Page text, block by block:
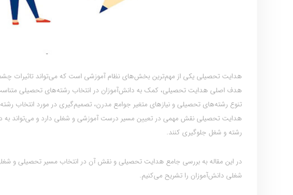
هدایت تحصیلی یکی از مهم‌ترین بخش‌های نظام آموزشی است که می‌تواند تاثیرات
هدف اصلی هدایت تحصیلی، کمک به دانش‌آموزان در انتخاب رشته‌های تحصیلی متناسب با
تنوع رشته‌های تحصیلی و نیازهای متغیر جوامع مدرن، تصمیم‌گیری در مورد انتخاب
هدایت تحصیلی نقش مهمی در تعیین مسیر درست آموزشی و شغلی دارد و می‌تواند به
رشته و شغل جلوگیری کنند.
در این مقاله به بررسی جامع هدایت تحصیلی و نقش آن در انتخاب مسیر تحصیلی و
شغلی دانش‌آموزان را تشریح می‌کنیم.